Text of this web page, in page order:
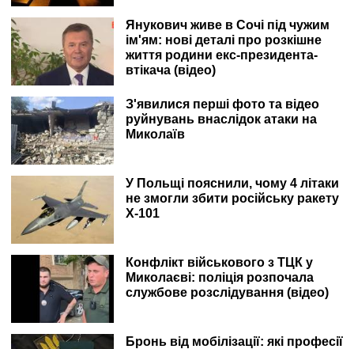
Янукович живе в Сочі під чужим
ім'ям: нові деталі про розкішне
життя родини екс-президента-
втікача (відео)
З'явилися перші фото та відео
руйнувань внаслідок атаки на
Миколаїв
У Польщі пояснили, чому 4 літаки
не змогли збити російську ракету
Х-101
Конфлікт військового з ТЦК у
Миколаєві: поліція розпочала
службове розслідування (відео)
Бронь від мобілізації: які професії